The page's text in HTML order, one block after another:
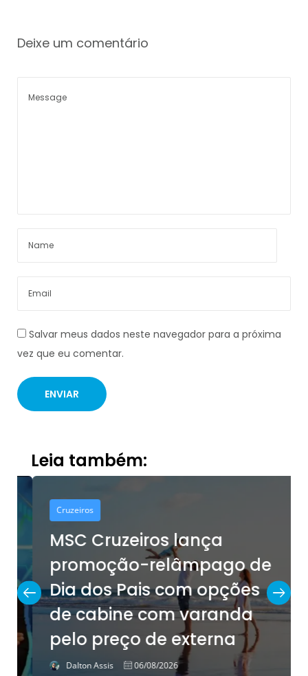
Deixe um comentário
Salvar meus dados neste navegador para a próxima
vez que eu comentar.
Leia também:
Cruzeiros
MSC Cruzeiros lança
promoção-relâmpago de
Dia dos Pais com opções
de cabine com varanda
pelo preço de externa
Dalton Assis 06/08/2026